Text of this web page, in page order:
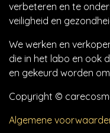
verbeteren en te
veiligheid en
We werken en
die in het labo en ook
en gekeurd worden
Copyright ©
Algemene